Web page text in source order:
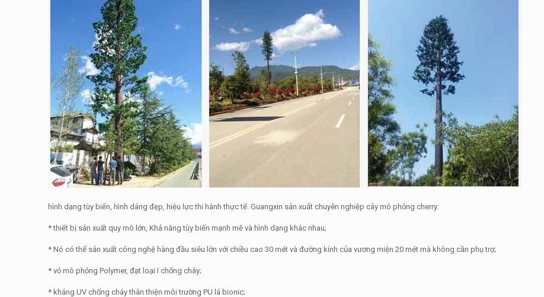
hình dạng tùy biến, hình dáng đẹp, hiệu lực thi hành thực tế. Guangxin sản xuất chuyên nghiệp cây mô phỏng cherry:
* thiết bị sản xuất quy mô lớn, Khả năng tùy biến mạnh mẽ và hình dạng khác nhau;
* Nó có thể sản xuất công nghệ hàng đầu siêu lớn với chiều cao 30 mét và đường kính của vương miện 20 mét mà không cần phụ trợ;
* vỏ mô phỏng Polymer, đạt loại I chống cháy;
* kháng UV chống cháy thân thiện môi trường PU lá bionic;